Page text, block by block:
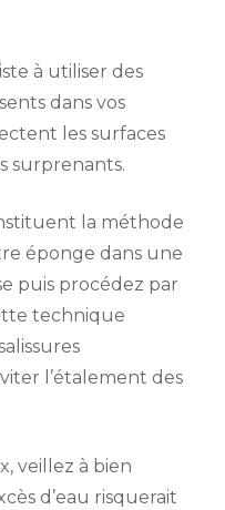
à utiliser des
dans vos
les surfaces
surprenants.
la méthode
éponge dans une
puis procédez par
technique
l’étalement des
veillez à bien
d’eau risquerait